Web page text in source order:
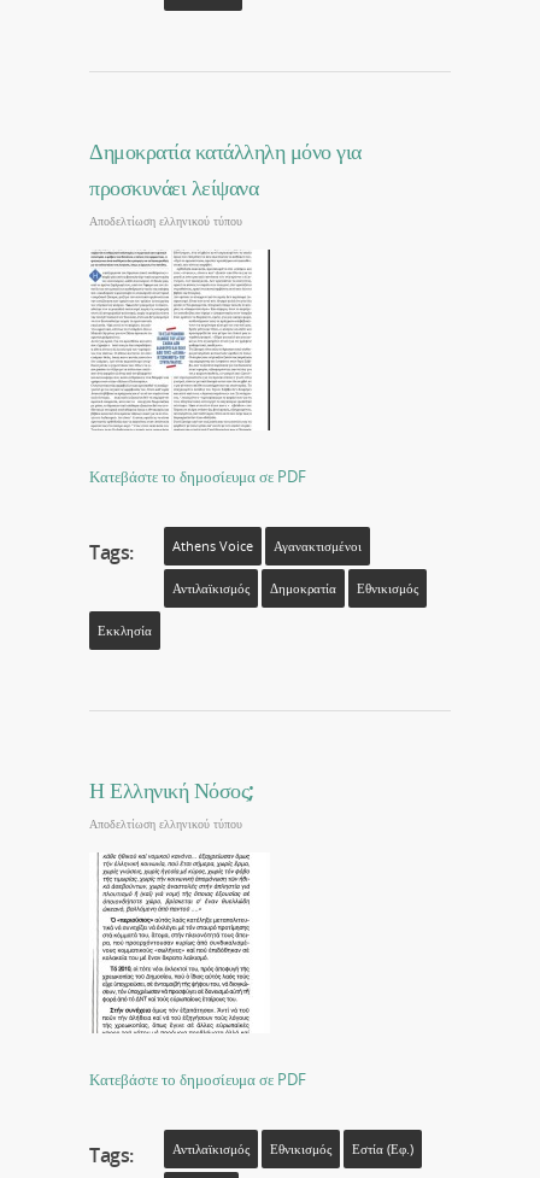
Δημοκρατία κατάλληλη μόνο για
προσκυνάει λείψανα
Αποδελτίωση ελληνικού τύπου
Κατεβάστε το δημοσίευμα σε PDF
Tags: Athens Voice Αγανακτισμένοι
Αντιλαϊκισμός Δημοκρατία Εθνικισμός
Εκκλησία
Η Ελληνική Νόσος;
Αποδελτίωση ελληνικού τύπου
Κατεβάστε το δημοσίευμα σε PDF
Tags: Αντιλαϊκισμός Εθνικισμός Εστία (εφ.)